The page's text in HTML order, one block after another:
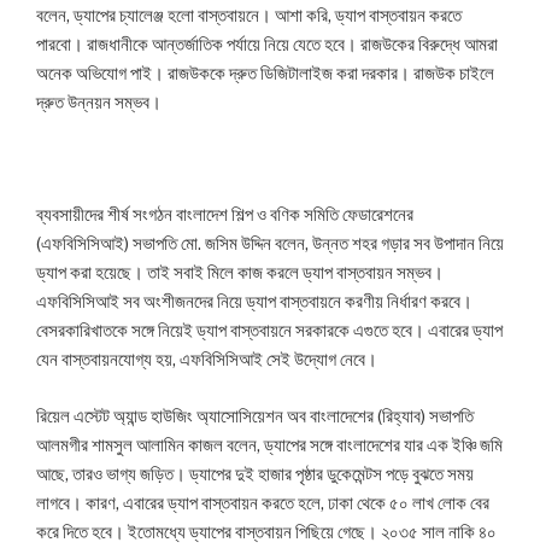
বলেন, ড্যাপের চ্যালেঞ্জ হলো বাস্তবায়নে। আশা করি, ড্যাপ বাস্তবায়ন করতে
পারবো। রাজধানীকে আন্তর্জাতিক পর্যায়ে নিয়ে যেতে হবে। রাজউকের বিরুদ্ধে আমরা
অনেক অভিযোগ পাই। রাজউককে দ্রুত ডিজিটালাইজ করা দরকার। রাজউক চাইলে
দ্রুত উন্নয়ন সম্ভব।
ব্যবসায়ীদের শীর্ষ সংগঠন বাংলাদেশ শিল্প ও বণিক সমিতি ফেডারেশনের
(এফবিসিসিআই) সভাপতি মো. জসিম উদ্দিন বলেন, উন্নত শহর গড়ার সব উপাদান নিয়ে
ড্যাপ করা হয়েছে। তাই সবাই মিলে কাজ করলে ড্যাপ বাস্তবায়ন সম্ভব।
এফবিসিসিআই সব অংশীজনদের নিয়ে ড্যাপ বাস্তবায়নে করণীয় নির্ধারণ করবে।
বেসরকারিখাতকে সঙ্গে নিয়েই ড্যাপ বাস্তবায়নে সরকারকে এগুতে হবে। এবারের ড্যাপ
যেন বাস্তবায়নযোগ্য হয়, এফবিসিসিআই সেই উদ্যোগ নেবে।
রিয়েল এস্টেট অ্যান্ড হাউজিং অ্যাসোসিয়েশন অব বাংলাদেশের (রিহ্যাব) সভাপতি
আলমগীর শামসুল আলামিন কাজল বলেন, ড্যাপের সঙ্গে বাংলাদেশের যার এক ইঞ্চি জমি
আছে, তারও ভাগ্য জড়িত। ড্যাপের দুই হাজার পৃষ্ঠার ডুকেমেন্টস পড়ে বুঝতে সময়
লাগবে। কারণ, এবারের ড্যাপ বাস্তবায়ন করতে হলে, ঢাকা থেকে ৫০ লাখ লোক বের
করে দিতে হবে। ইতোমধ্যে ড্যাপের বাস্তবায়ন পিছিয়ে গেছে। ২০৩৫ সাল নাকি ৪০